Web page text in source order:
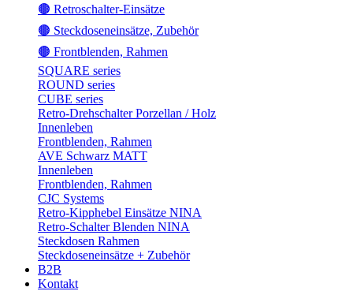
🟤 Retroschalter-Einsätze
🟤 Steckdoseneinsätze, Zubehör
🟤 Frontblenden, Rahmen
SQUARE series
ROUND series
CUBE series
Retro-Drehschalter Porzellan / Holz
Innenleben
Frontblenden, Rahmen
AVE Schwarz MATT
Innenleben
Frontblenden, Rahmen
CJC Systems
Retro-Kipphebel Einsätze NINA
Retro-Schalter Blenden NINA
Steckdosen Rahmen
Steckdoseneinsätze + Zubehör
B2B
Kontakt